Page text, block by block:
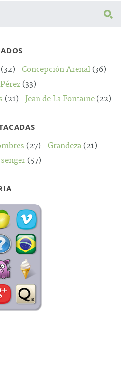
(32) Concepción Arenal (36)
(33)
(21) Jean de La Fontaine (22)
(27) Grandeza (21)
(57)